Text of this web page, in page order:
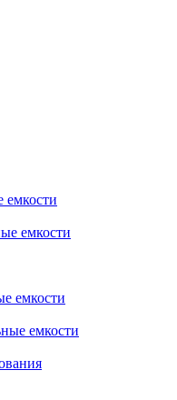
емкости
емкости
емкости
емкости